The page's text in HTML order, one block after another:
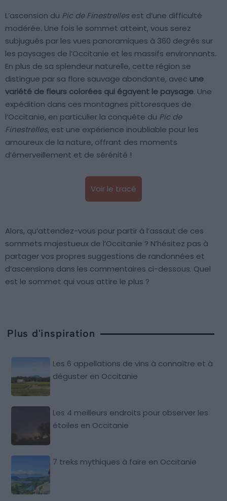
L’ascension du Pic de Finestrelles est d’une difficulté
modérée. Une fois le sommet atteint, vous serez
subjugués par les vues panoramiques à 360 degrés sur
les paysages de l’Occitanie et les massifs environnants.
En plus de sa splendeur naturelle, cette région se
distingue par sa flore sauvage abondante, avec une
variété de fleurs colorées qui égayent le paysage. Une
expédition dans ces montagnes pittoresques de
l’Occitanie, en particulier la conquête du Pic de
Finestrelles, est une expérience inoubliable pour les
amoureux de la nature, offrant des moments
d’émerveillement et de sérénité !
Voir le tracé
Alors, qu’attendez-vous pour partir à l’assaut de ces
sommets majestueux de l’Occitanie ? N’hésitez pas à
partager vos propres suggestions de randonnées et
d’ascensions dans les commentaires ci-dessous. Quel
est le sommet qui vous attire le plus ?
Plus d'inspiration
Les 6 appellations de vins à connaître et à
déguster en Occitanie
Les 4 meilleurs endroits pour observer les
étoiles en Occitanie
7 treks mythiques à faire en Occitanie